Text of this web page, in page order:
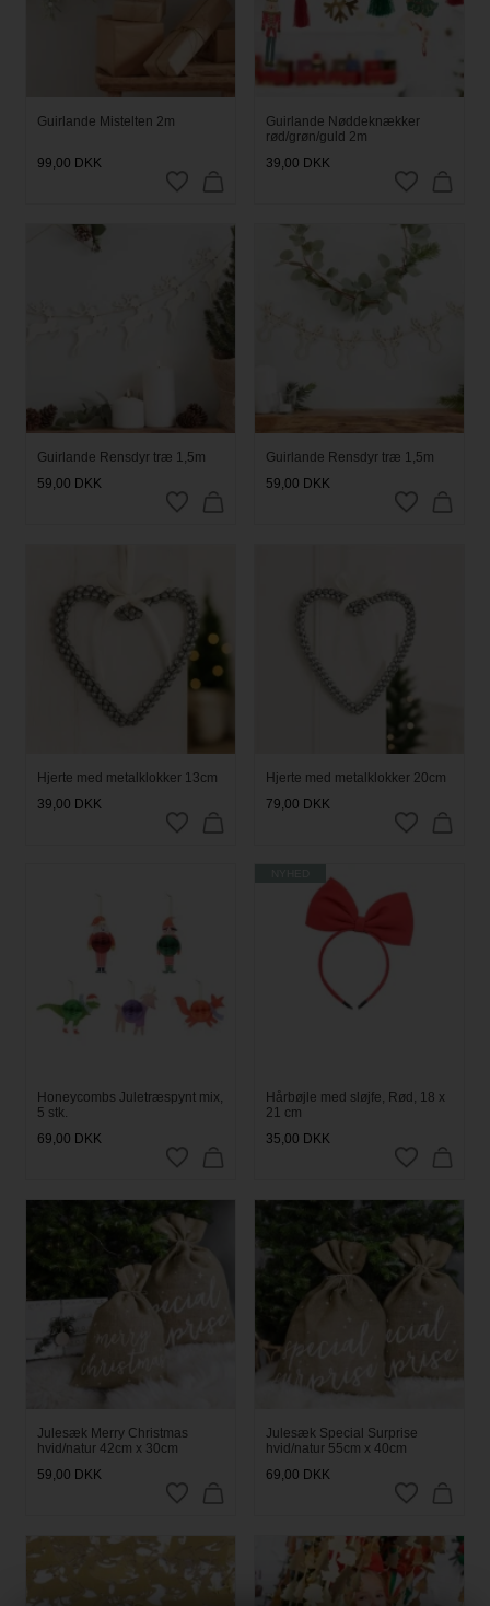
Guirlande Mistelten 2m
99,00 DKK
Guirlande Nøddeknækker
rød/grøn/guld 2m
39,00 DKK
Guirlande Rensdyr træ 1,5m
59,00 DKK
Guirlande Rensdyr træ 1,5m
59,00 DKK
Hjerte med metalklokker 13cm
39,00 DKK
Hjerte med metalklokker 20cm
79,00 DKK
Honeycombs Juletræspynt mix,
5 stk.
69,00 DKK
Hårbøjle med sløjfe, Rød, 18 x
21 cm
35,00 DKK
Julesæk Merry Christmas
hvid/natur 42cm x 30cm
59,00 DKK
Julesæk Special Surprise
hvid/natur 55cm x 40cm
69,00 DKK